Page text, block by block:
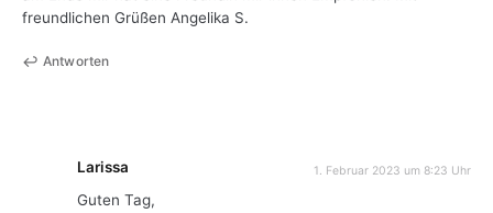
freundlichen Grüßen Angelika S.
Antworten
Larissa 1. Februar 2023 um 8:23 Uhr
Guten Tag,